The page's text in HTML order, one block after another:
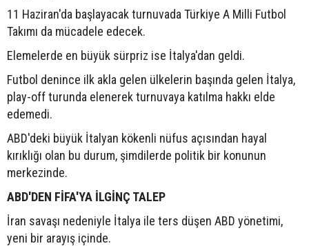
11 Haziran'da başlayacak turnuvada Türkiye A Milli Futbol
Takımı da mücadele edecek.
Elemelerde en büyük sürpriz ise İtalya'dan geldi.
Futbol denince ilk akla gelen ülkelerin başında gelen İtalya,
play-off turunda elenerek turnuvaya katılma hakkı elde
edemedi.
ABD'deki büyük İtalyan kökenli nüfus açısından hayal
kırıklığı olan bu durum, şimdilerde politik bir konunun
merkezinde.
ABD'DEN FİFA'YA İLGİNÇ TALEP
İran savaşı nedeniyle İtalya ile ters düşen ABD yönetimi,
yeni bir arayış içinde.